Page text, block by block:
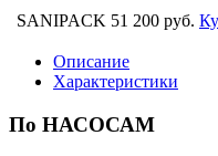
SANIPACK 51 200 руб.
Описание
Характеристики
По НАСОСАМ